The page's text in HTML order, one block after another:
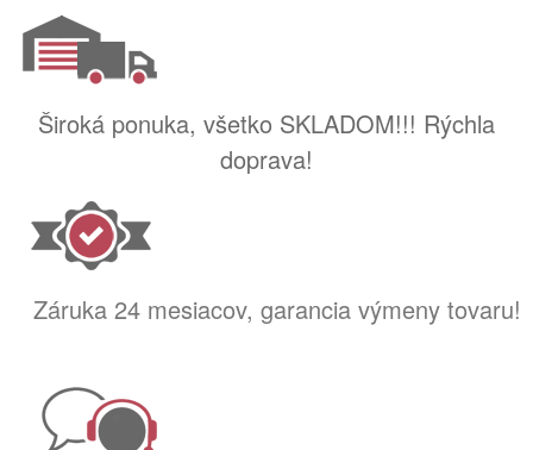
Široká ponuka, všetko SKLADOM!!! Rýchla
doprava!
Záruka 24 mesiacov, garancia výmeny tovaru!